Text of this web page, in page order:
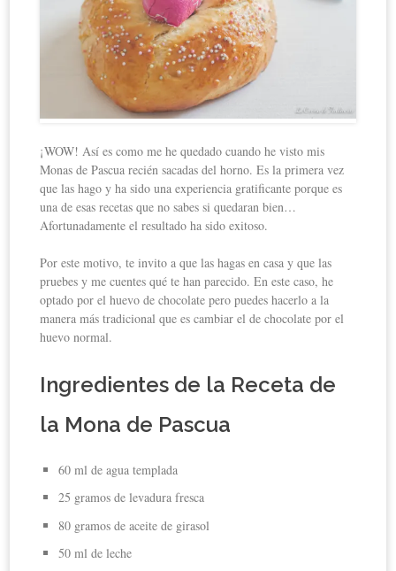
¡WOW! Así es como me he quedado cuando he visto mis
Monas de Pascua recién sacadas del horno. Es la primera vez
que las hago y ha sido una experiencia gratificante porque es
una de esas recetas que no sabes si quedaran bien…
Afortunadamente el resultado ha sido exitoso.
Por este motivo, te invito a que las hagas en casa y que las
pruebes y me cuentes qué te han parecido. En este caso, he
optado por el huevo de chocolate pero puedes hacerlo a la
manera más tradicional que es cambiar el de chocolate por el
huevo normal.
Ingredientes de la Receta de
la Mona de Pascua
60 ml de agua templada
25 gramos de levadura fresca
80 gramos de aceite de girasol
50 ml de leche